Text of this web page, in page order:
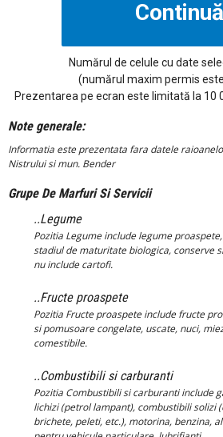
Numărul de celule cu date
(numărul maxim permis
Prezentarea pe ecran este limitată la 10
Note generale:
Informatia este prezentata fara datele
Nistrului si mun. Bender
Grupe De Marfuri Si Servicii
..Legume
Pozitia Legume include legume
stadiul de maturitate biologica, conserve
nu include cartofi.
..Fructe proaspete
Pozitia Fructe proaspete include fructe
si pomusoare congelate, uscate, nuci,
comestibile.
..Combustibili si carburanti
Pozitia Combustibili si carburanti include
lichizi (petrol lampant), combustibili solizi
brichete, peleti, etc.), motorina, benzina,